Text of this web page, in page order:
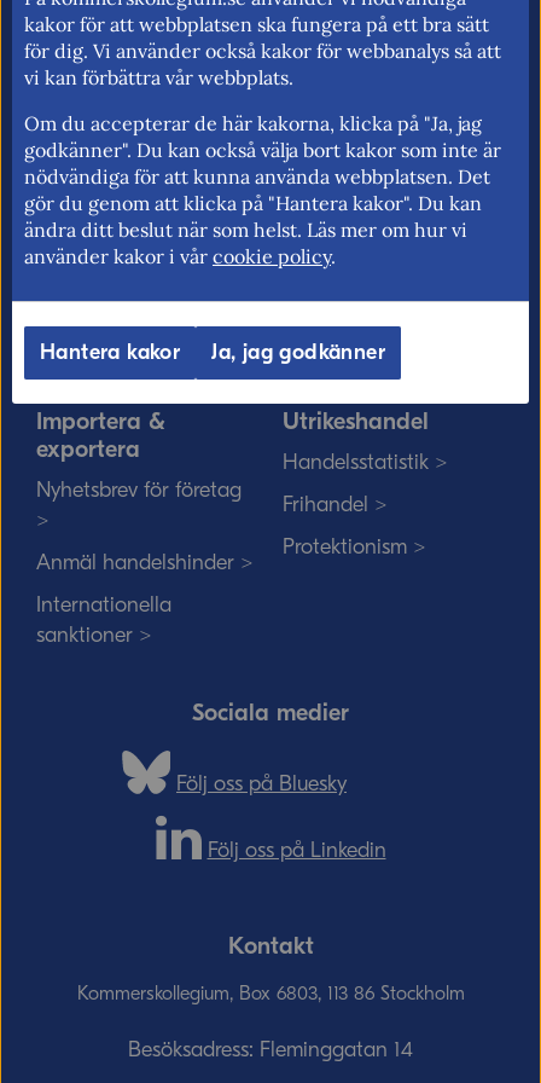
för fri rörlighet på EU:s inre marknad.
Kommerskollegium
Jobba hos oss >
Sök medarbetare >
Vårt uppdrag på
minoritetsspråk och
teckenspråk >
EU-rätten
Utan personnummer i
Sverige >
Solvit löser problem i EU
Myndigheter, kommuner
och EU-rätten >
Importera &
exportera
Nyhetsbrev för företag
>
Anmäl handelshinder >
Internationella
sanktioner >
Utrikeshandel
Handelsstatistik >
Frihandel >
Protektionism >
Sociala medier
Följ oss på Bluesky
Följ oss på Linkedin
Kontakt
Kommerskollegium, Box 6803, 113 86 Stockholm
Besöksadress: Fleminggatan 14
kakor för att webbplatsen ska fungera på ett bra sätt
för dig. Vi använder också kakor för webbanalys så att
vi kan förbättra vår webbplats.
Om du accepterar de här kakorna, klicka på "Ja, jag
godkänner". Du kan också välja bort kakor som inte är
nödvändiga för att kunna använda webbplatsen. Det
gör du genom att klicka på "Hantera kakor". Du kan
ändra ditt beslut när som helst. Läs mer om hur vi
använder kakor i vår cookie policy.
Hantera kakor Ja, jag godkänner